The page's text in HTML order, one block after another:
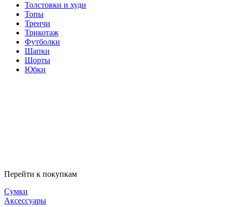
Толстовки и худи
Топы
Тренчи
Трикотаж
Футболки
Шапки
Шорты
Юбки
Перейти к покупкам
Сумки
Аксессуары